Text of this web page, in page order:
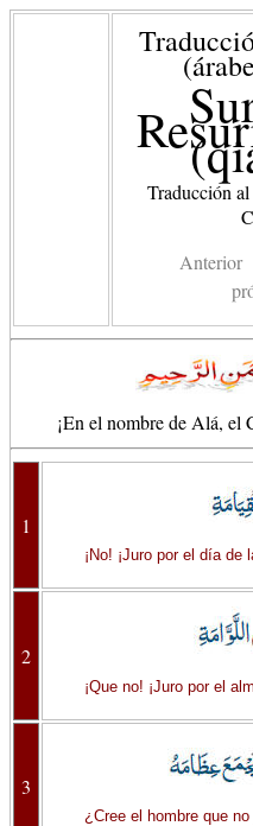
Traducción
Anterior
¡En el nombre de Alá, el
1
¡No! ¡Juro por el día de
2
¡Que no! ¡Juro por el
3
¿Cree el hombre que